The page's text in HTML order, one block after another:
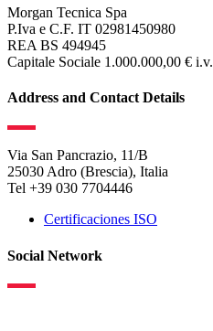
Morgan Tecnica Spa
P.Iva e C.F. IT 02981450980
REA BS 494945
Capitale Sociale 1.000.000,00 € i.v.
Address and Contact Details
Via San Pancrazio, 11/B
25030 Adro (Brescia), Italia
Tel +39 030 7704446
Certificaciones ISO
Social Network